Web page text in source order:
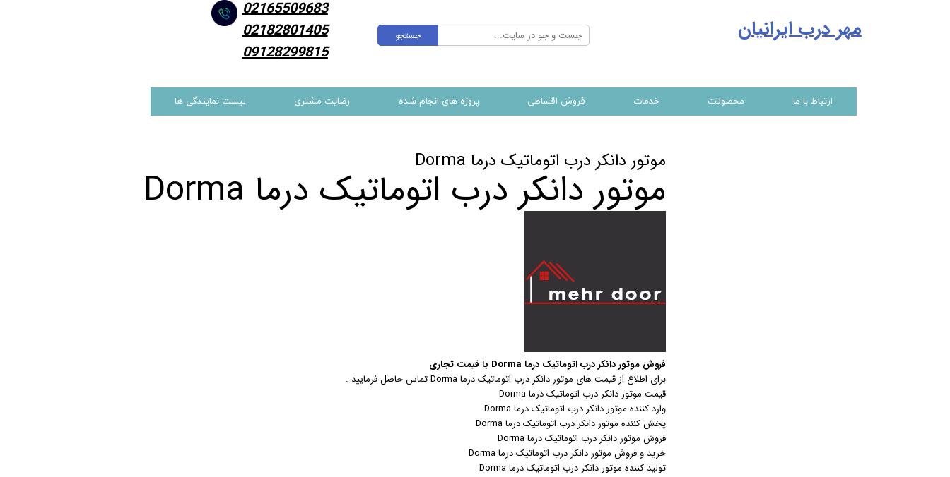
ارتباط با ما محصولات خدمات فروش اقساطی پروژه های انجام شده رضایت مشتری لیست نمایندگی ها
جستجو مهر درب ایرانیان
02165509683
02182801405
09128299815
موتور دانکر درب اتوماتیک درما Dorma
موتور دانکر درب اتوماتیک درما Dorma
فروش موتور دانکر درب اتوماتیک درما Dorma با قیمت تجاری
برای اطلاع از قیمت های موتور دانکر درب اتوماتیک درما Dorma تماس حاصل فرمایید .
قیمت موتور دانکر درب اتوماتیک درما Dorma
وارد کننده موتور دانکر درب اتوماتیک درما Dorma
پخش کننده موتور دانکر درب اتوماتیک درما Dorma
فروش موتور دانکر درب اتوماتیک درما Dorma
خرید و فروش موتور دانکر درب اتوماتیک درما Dorma
تولید کننده موتور دانکر درب اتوماتیک درما Dorma